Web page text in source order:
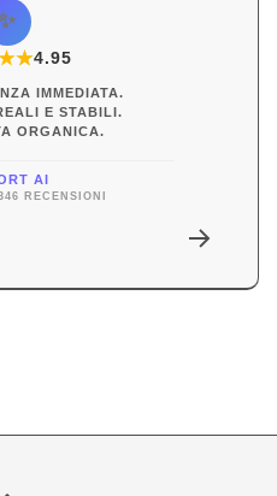
★
★4.95
IMMEDIATA.
E STABILI.
ORGANICA.
AI
RECENSIONI